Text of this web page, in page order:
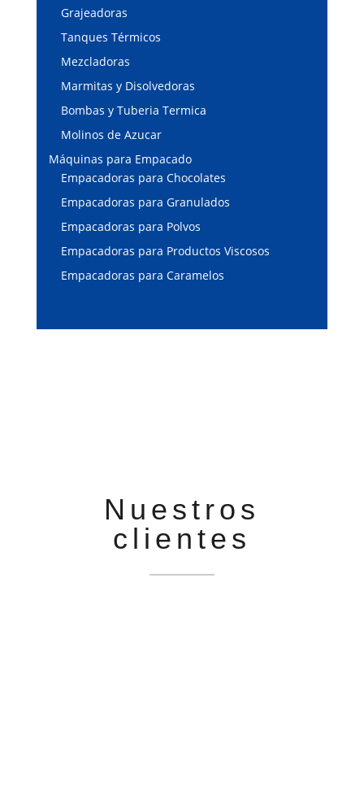
Grajeadoras
Tanques Térmicos
Mezcladoras
Marmitas y Disolvedoras
Bombas y Tuberia Termica
Molinos de Azucar
Máquinas para Empacado
Empacadoras para Chocolates
Empacadoras para Granulados
Empacadoras para Polvos
Empacadoras para Productos Viscosos
Empacadoras para Caramelos
Nuestros
clientes